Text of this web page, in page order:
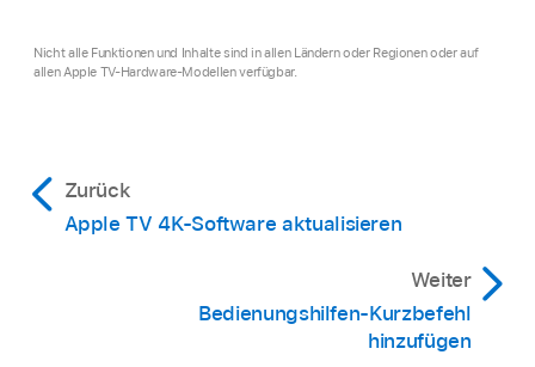
Nicht alle Funktionen und Inhalte sind in allen Ländern oder Regionen oder auf
allen Apple TV-Hardware-Modellen verfügbar.
Zurück
Apple TV 4K-Software aktualisieren
Weiter
Bedienungshilfen-Kurzbefehl
hinzufügen